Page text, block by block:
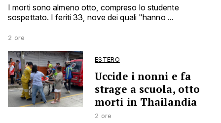
I morti sono almeno otto, compreso lo studente
sospettato. I feriti 33, nove dei quali "hanno ...
2 ore
ESTERO
Uccide i nonni e fa
strage a scuola, otto
morti in Thailandia
2 ore